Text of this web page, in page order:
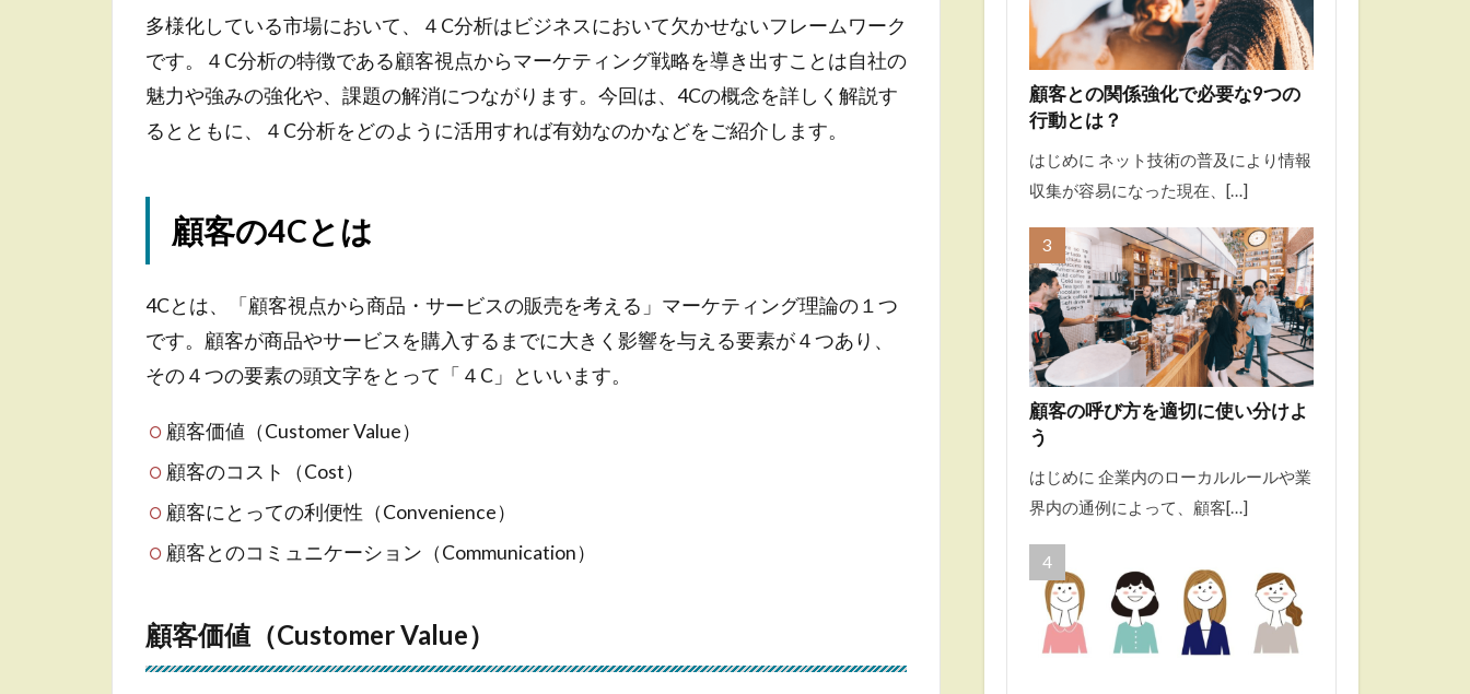
顧
客
の
4C
と
価値
（Customer
2.2
顧
客のコス
ト
2.3
顧客にとっ
ての利便性
ュニケーション
3
顧
多様化している市場において、４C分析はビジネスにおいて欠かせないフレームワーク
です。４C分析の特徴である顧客視点からマーケティング戦略を導き出すことは自社の
魅力や強みの強化や、課題の解消につながります。今回は、4Cの概念を詳しく解説す
るとともに、４C分析をどのように活用すれば有効なのかなどをご紹介します。
顧客の4Cとは
4Cとは、「顧客視点から商品・サービスの販売を考える」マーケティング理論の１つ
です。顧客が商品やサービスを購入するまでに大きく影響を与える要素が４つあり、
その４つの要素の頭文字をとって「４C」といいます。
顧客価値（Customer Value）
顧客のコスト（Cost）
顧客にとっての利便性（Convenience）
顧客とのコミュニケーション（Communication）
顧客価値（Customer Value）
顧客との関係強化で必要な9つの
行動とは？
はじめに ネット技術の普及により情報
収集が容易になった現在、[…]
顧客の呼び方を適切に使い分けよ
う
はじめに 企業内のローカルルールや業
界内の通例によって、顧客[…]